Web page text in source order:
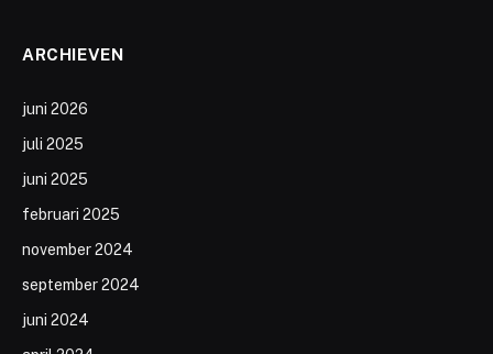
ARCHIEVEN
juni 2026
juli 2025
juni 2025
februari 2025
november 2024
september 2024
juni 2024